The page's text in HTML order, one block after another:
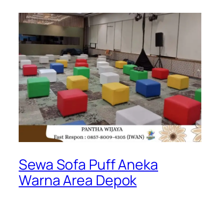
Sewa Sofa Puff Aneka
Warna Area Depok